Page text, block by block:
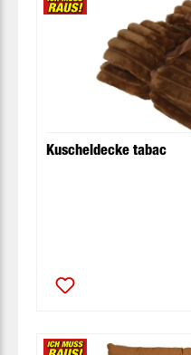
Kuscheldecke tabac